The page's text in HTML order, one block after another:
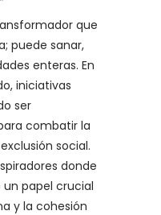
que
puede sanar,
enteras. En
iniciativas
ser
combatir la
social.
donde
papel crucial
y la cohesión